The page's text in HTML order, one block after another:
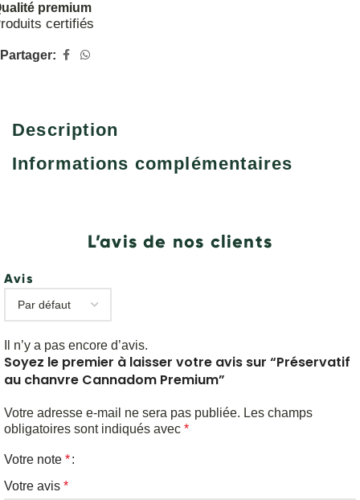
premium
certifiés
Partager:
Description
Informations complémentaires
L’avis de nos clients
Avis
Il n’y a pas encore d’avis.
Soyez le premier à laisser votre avis sur “Préservatif
au chanvre Cannadom Premium”
Votre adresse e-mail ne sera pas publiée. Les champs
obligatoires sont indiqués avec *
Votre note *
Votre avis *